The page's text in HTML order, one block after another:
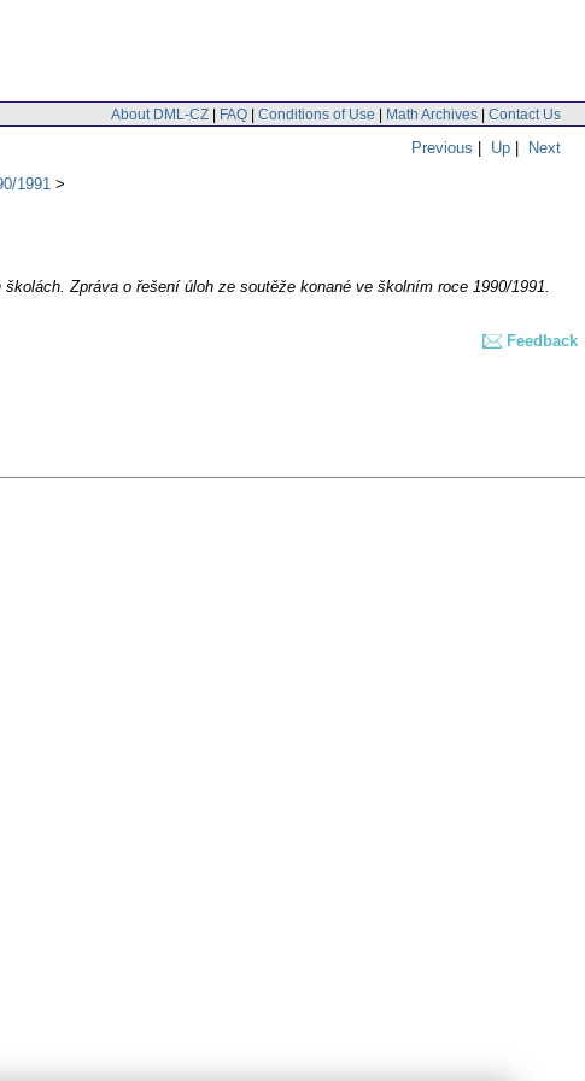
About DML-CZ | FAQ | Conditions of Use | Math Archives | Contact Us
Previous | Up | Next
1991
Zpráva o řešení úloh ze soutěže konané ve školním roce 1990/1991.
Feedback